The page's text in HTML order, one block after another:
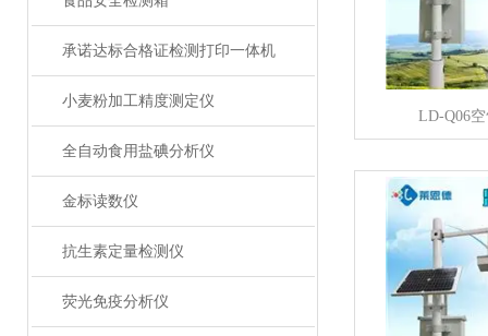
承诺达标合格证检测打印一体机
小麦粉加工精度测定仪
全自动食用盐碘分析仪
金标读数仪
抗生素定量检测仪
荧光免疫分析仪
LD-Q06